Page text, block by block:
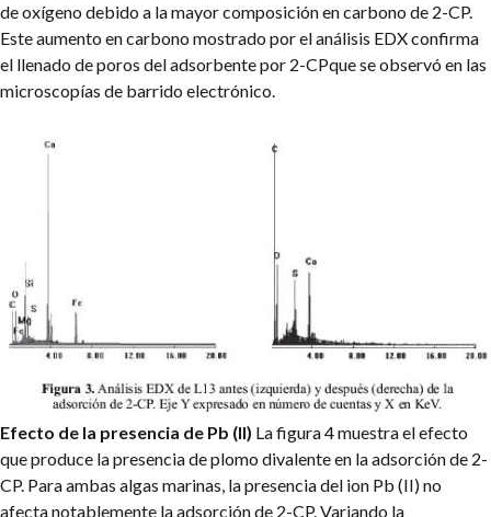
de oxígeno debido a la mayor composición en carbono de 2-CP.
Este aumento en carbono mostrado por el análisis EDX confirma
el llenado de poros del adsorbente por 2-CPque se observó en las
microscopías de barrido electrónico.
Efecto de la presencia de Pb (II) La figura 4 muestra el efecto
que produce la presencia de plomo divalente en la adsorción de 2-
CP. Para ambas algas marinas, la presencia del ion Pb (II) no
afecta notablemente la adsorción de 2-CP. Variando la